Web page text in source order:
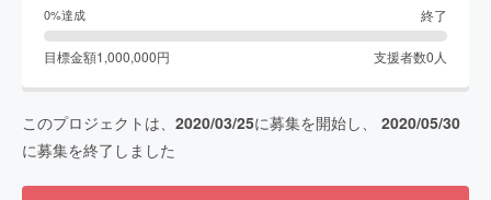
0%達成 終了
目標金額1,000,000円 支援者数0 人
このプロジェクトは、 2020/03/25に募集を開始し、 2020/05/30
に募集を終了しました